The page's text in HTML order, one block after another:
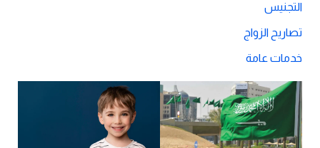
التجنيس
تصاريح الزواج
خدمات عامة